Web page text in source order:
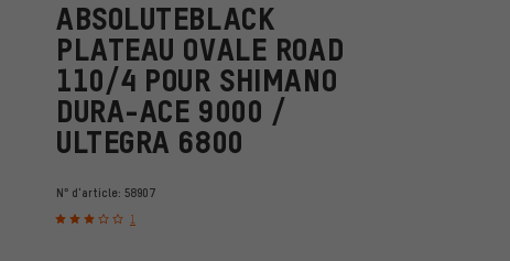
ABSOLUTEBLACK
PLATEAU OVALE ROAD
110/4 POUR SHIMANO
DURA-ACE 9000 /
ULTEGRA 6800
N° d'article: 58907
1